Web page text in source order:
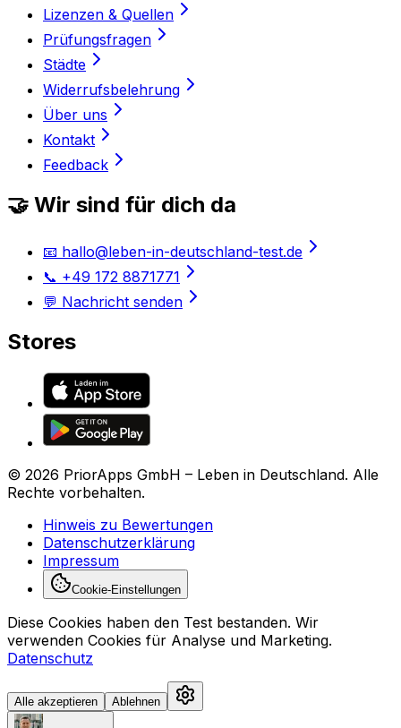
Lizenzen & Quellen
Prüfungsfragen
Städte
Widerrufsbelehrung
Über uns
Kontakt
Feedback
🤝 Wir sind für dich da
📧 hallo@leben-in-deutschland-test.de
📞 +49 172 8871771
💬 Nachricht senden
Stores
© 2026 PriorApps GmbH – Leben in Deutschland. Alle
Rechte vorbehalten.
Hinweis zu Bewertungen
Datenschutzerklärung
Impressum
Cookie-Einstellungen
Diese Cookies haben den Test bestanden. Wir
verwenden Cookies für Analyse und Marketing.
Datenschutz
Alle akzeptieren Ablehnen